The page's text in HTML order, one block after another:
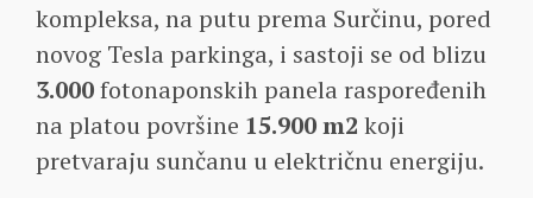
kompleksa, na putu prema Surčinu, pored
novog Tesla parkinga, i sastoji se od blizu
3.000fotonaponskih panela raspoređenih
na platou površine 15.900 m2 koji
pretvaraju sunčanu u električnu energiju.